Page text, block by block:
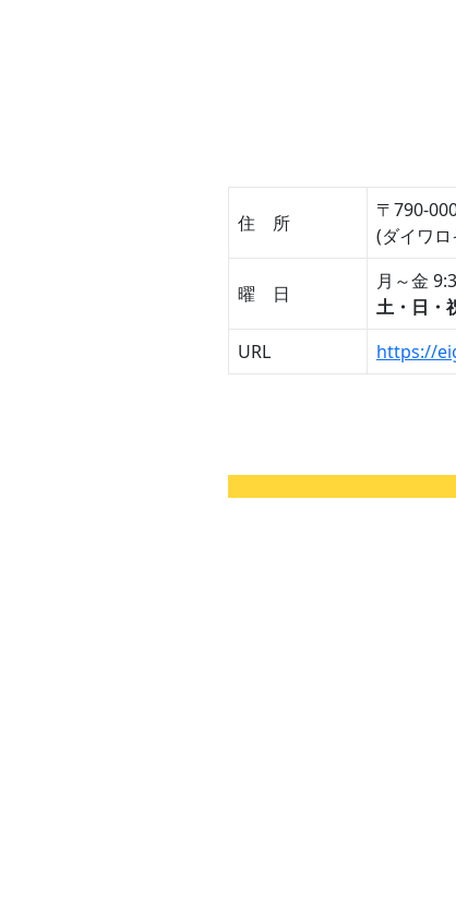
住 所
〒790-
(ダイワロ
曜 日
月～金
土・日・
URL
https://